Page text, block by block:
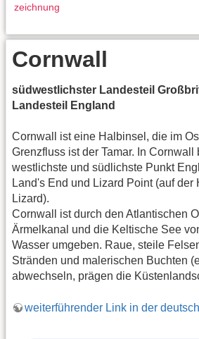
zeichnung
Cornwall
südwestlichster Landesteil
Landesteil England
Cornwall ist eine Halbinsel, die im
Grenzfluss ist der Tamar. In Cornwall
westlichste und südlichste Punkt
Land's End und Lizard Point (auf der
Lizard).
Cornwall ist durch den Atlantischen
Ärmelkanal und die Keltische See
Wasser umgeben. Raue, steile
Stränden und malerischen Buchten
abwechseln, prägen die
weiterführender Link in der